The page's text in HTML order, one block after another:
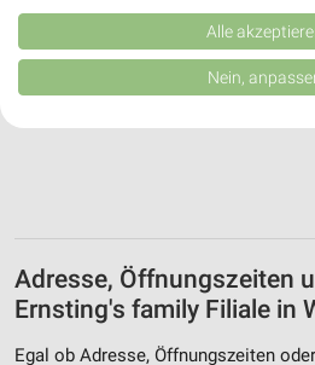
Adresse, Öffnungszeiten
Ernsting's family Filiale in
Egal ob Adresse, Öffnungszeiten
Kombinationen von Daten aus
Verbesserung der Angebote. Verwendung
von Inhalten.
Daten können außerhalb der Europäischen
Website/App.
Speichern von oder Zugriff auf
auf einem Endgerät
Werbeanzeigen
Alle
Nein,